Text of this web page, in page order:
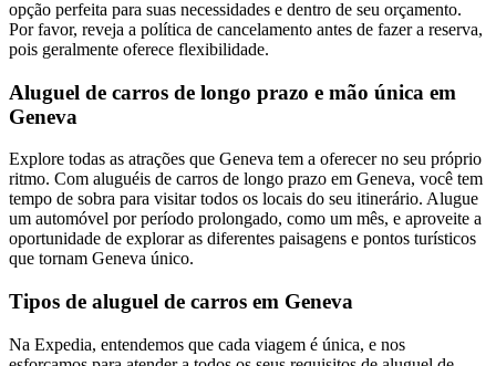
opção perfeita para suas necessidades e dentro de seu orçamento.
Por favor, reveja a política de cancelamento antes de fazer a reserva,
pois geralmente oferece flexibilidade.
Aluguel de carros de longo prazo e mão única em
Geneva
Explore todas as atrações que Geneva tem a oferecer no seu próprio
ritmo. Com aluguéis de carros de longo prazo em Geneva, você tem
tempo de sobra para visitar todos os locais do seu itinerário. Alugue
um automóvel por período prolongado, como um mês, e aproveite a
oportunidade de explorar as diferentes paisagens e pontos turísticos
que tornam Geneva único.
Tipos de aluguel de carros em Geneva
Na Expedia, entendemos que cada viagem é única, e nos